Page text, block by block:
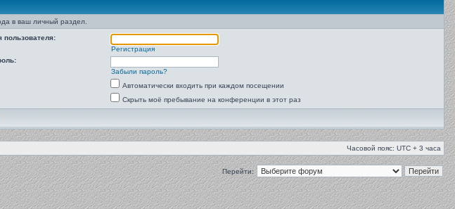
в ваш личный раздел.
пользователя:
Регистрация
Забыли пароль?
Автоматически входить при каждом посещении
Скрыть моё пребывание на конференции в этот раз
Часовой пояс: UTC + 3 часа
Перейти: